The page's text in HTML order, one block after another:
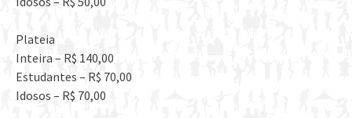
Plateia
Inteira – R$ 140,00
Estudantes – R$ 70,00
Idosos – R$ 70,00